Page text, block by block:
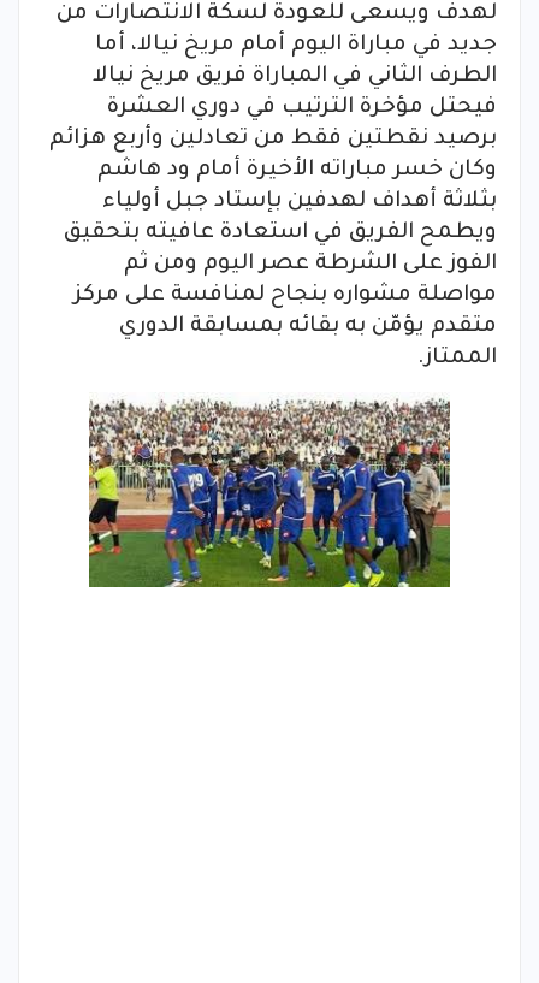
لهدف ويسعى للعودة لسكة الانتصارات من
جديد في مباراة اليوم أمام مريخ نيالا، أما
الطرف الثاني في المباراة فريق مريخ نيالا
فيحتل مؤخرة الترتيب في دوري العشرة
برصيد نقطتين فقط من تعادلين وأربع هزائم
وكان خسر مباراته الأخيرة أمام ود هاشم
بثلاثة أهداف لهدفين بإستاد جبل أولياء
ويطمح الفريق في استعادة عافيته بتحقيق
الفوز على الشرطة عصر اليوم ومن ثم
مواصلة مشواره بنجاح لمنافسة على مركز
متقدم يؤمّن به بقائه بمسابقة الدوري
الممتاز.